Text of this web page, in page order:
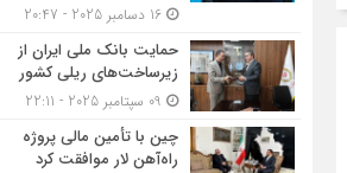
حمایت بانک ملی ایران از
زیرساخت‌های ریلی کشور
چین با تأمین مالی پروژه
راه‌آهن لار موافقت کرد